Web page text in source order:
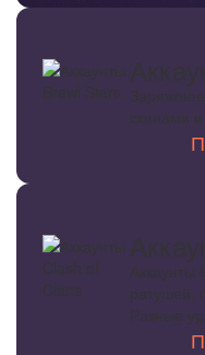
скинами
Аккаунты
ратушей,
Разные